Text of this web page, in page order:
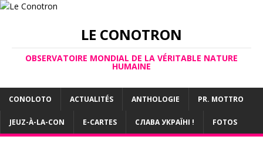
LE CONOTRON
OBSERVATOIRE MONDIAL DE LA VÉRITABLE NATURE
HUMAINE
CONOLOTO ACTUALITÉS ANTHOLOGIE PR. MOTTRO
JEUZ-À-LA-CON E-CARTES СЛАВА УКРАЇНІ ! FOTOS